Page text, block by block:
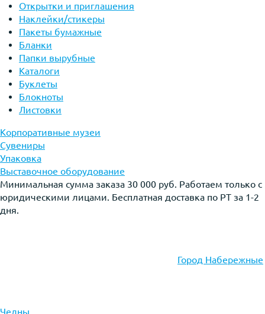
Открытки и приглашения
Наклейки/стикеры
Пакеты бумажные
Бланки
Папки вырубные
Каталоги
Буклеты
Блокноты
Листовки
Корпоративные музеи
Сувениры
Упаковка
Выставочное оборудование
Минимальная сумма заказа 30 000 руб. Работаем только с
юридическими лицами. Бесплатная доставка по РТ за 1-2
дня.
Город Набережные
Челны